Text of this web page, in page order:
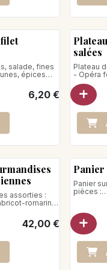
salade, fines
épices
6,20€
salées
Plateau
- Opéra
-
-
- Sablé
pesto à
- Cake
Poids
assorties :
romarin
pois à la
caponata,
42,00€
Panier
pièces :
-
-
-
citron
Poids